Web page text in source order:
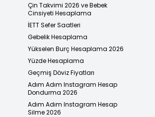
Çin Takvimi 2026 ve Bebek
Cinsiyeti Hesaplama
İETT Sefer Saatleri
Gebelik Hesaplama
Yükselen Burç Hesaplama 2026
Yüzde Hesaplama
Geçmiş Döviz Fiyatları
Adım Adım Instagram Hesap
Dondurma 2026
Adım Adım Instagram Hesap
Silme 2026